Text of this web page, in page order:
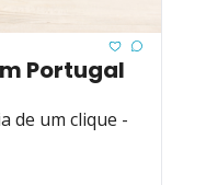
Portugal
de um clique -